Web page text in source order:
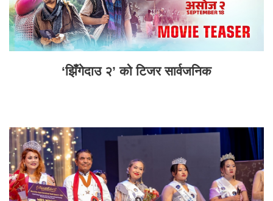
‘झिँगेदाउ २’ को टिजर सार्वजनिक